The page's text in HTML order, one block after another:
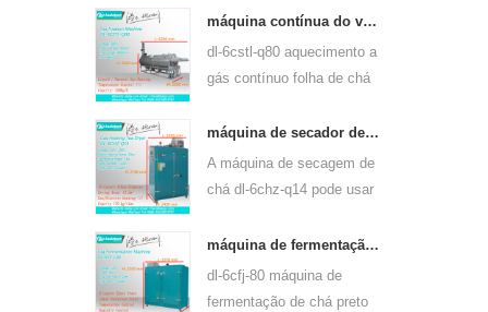
pode usar para todos os
tipos de chá.
máquina contínua do vapor da folha do chá do aquecimento de gás para tipos do chá 6cstl-q80
dl-6cstl-q80 aquecimento a
gás contínuo folha de chá
usar para muitos tipos de
chá, tais como chá verde,
chá oolong e outros.
máquina de secador de folhas de chá verde a gás e aquecimento elétrico 6chz-q14
A máquina de secagem de
chá dl-6chz-q14 pode usar
elétrico, pode secar todos
os tipos de chá, como chá
verde, chá preto, chá
máquina de fermentação de chá preto inteligente 6cfj-80
dl-6cfj-80 máquina de
fermentação de chá preto